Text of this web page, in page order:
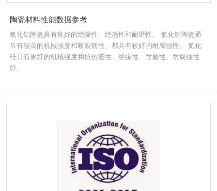
陶瓷材料性能数据参考
氧化铝陶瓷具有良好的绝缘性、绝热性和耐磨性。 氧化锆陶瓷通
常有较高的机械强度和断裂韧性、都具有较好的耐腐蚀性。 氮化
硅具有更好的机械强度和抗热震性，绝缘性、耐磨性、耐腐蚀性
好。